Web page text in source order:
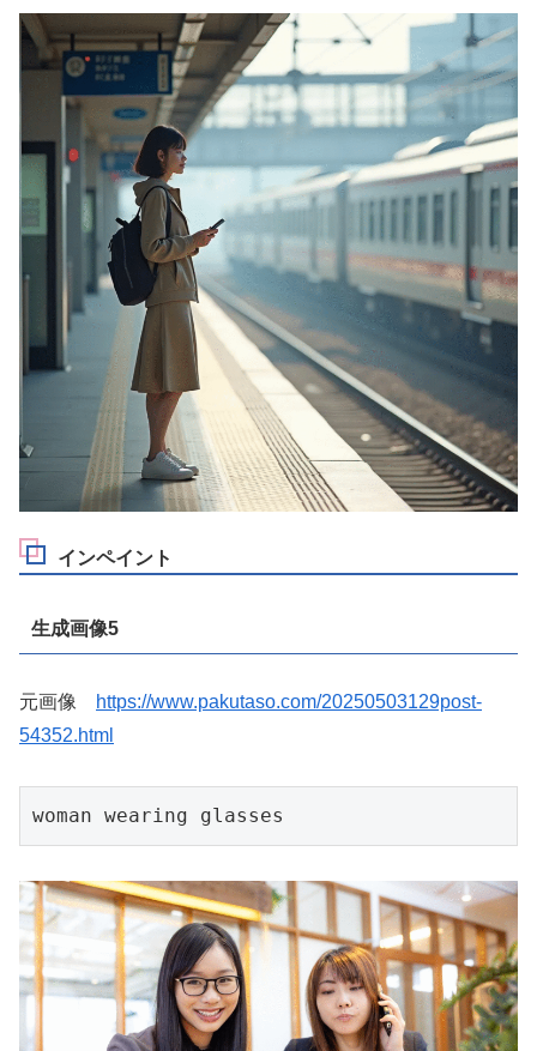
インペイント
生成画像5
元画像
https://www.pakutaso.com/20250503129post-
54352.html
woman wearing glasses